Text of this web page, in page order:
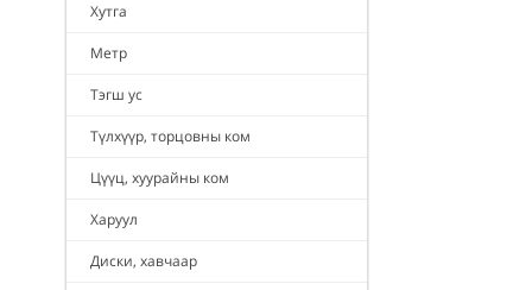
Хутга
Метр
Тэгш ус
Түлхүүр, торцовны ком
Цүүц, хуурайны ком
Харуул
Диски, хавчаар